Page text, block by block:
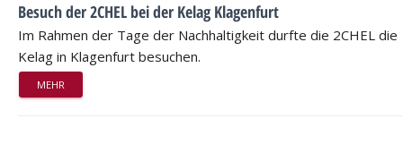
Besuch der 2CHEL bei der Kelag Klagenfurt
Im Rahmen der Tage der Nachhaltigkeit durfte die 2CHEL die
Kelag in Klagenfurt besuchen.
MEHR